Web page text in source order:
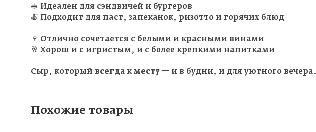
🥪 Идеален для сэндвичей и бургеров
🍝 Подходит для паст, запеканок, ризотто и горячих блюд
🍷 Отлично сочетается с белыми и красными винами
🥂 Хорош и с игристым, и с более крепкими напитками
Сыр, который всегда к месту— и в будни, и для уютного вечера.
Похожие товары